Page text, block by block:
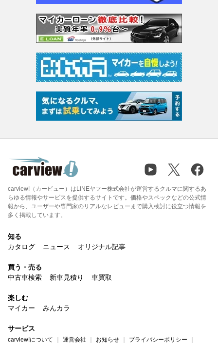
carview!（カービュー）はLINEヤフー株式会社が運営するクルマに関するあ
らゆる情報やサービスを提供するサイトです。価格やスペックなどの公式情
報から、ユーザーや専門家のリアルなレビューまで購入検討に役立つ情報を
多く掲載しています。
知る
カタログ
ニュース オリジナル記事
買う・売る
中古車検索
新車見積り 車買取
楽しむ
マイカー
みんカラ
サービス
carview!について 運営会社 お知らせ プライバシーポリシー